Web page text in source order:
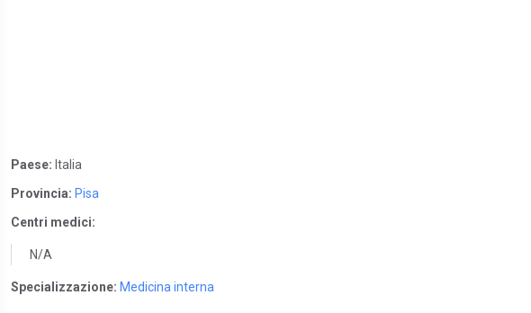
Paese: Italia
Provincia: Pisa
Centri medici:
N/A
Specializzazione: Medicina interna